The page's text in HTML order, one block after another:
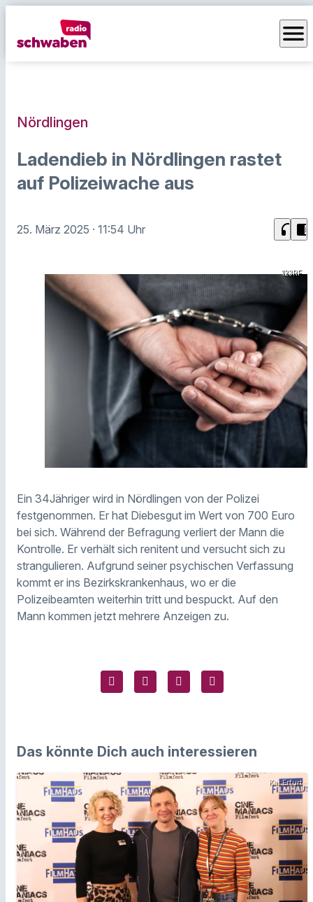
menu
Nördlingen
Ladendieb in Nördlingen rastet
auf Polizeiwache aus
25. März 2025 · 11:54 Uhr headphones chrome_reader_mode
123RF
Ein 34Jähriger wird in Nördlingen von der Polizei
festgenommen. Er hat Diebesgut im Wert von 700 Euro
bei sich. Während der Befragung verliert der Mann die
Kontrolle. Er verhält sich renitent und versucht sich zu
strangulieren. Aufgrund seiner psychischen Verfassung
kommt er ins Bezirkskrankenhaus, wo er die
Polizeibeamten weiterhin tritt und bespuckt. Auf den
Mann kommen jetzt mehrere Anzeigen zu.
Das könnte Dich auch interessieren
Kai Erfurt